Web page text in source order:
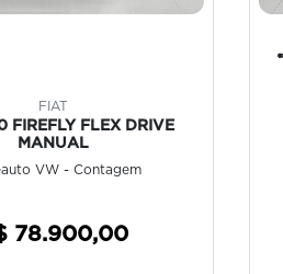
FIAT
FIREFLY FLEX DRIVE
MANUAL
VW - Contagem
78.900,00